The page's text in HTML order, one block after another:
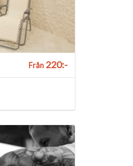
Från220:-